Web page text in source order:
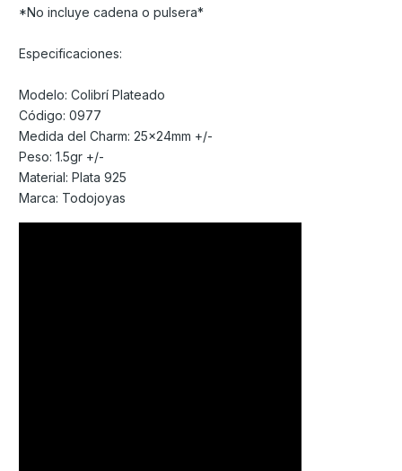
*No incluye cadena o pulsera*
Especificaciones:
Modelo: Colibrí Plateado
Código: 0977
Medida del Charm: 25x24mm +/-
Peso: 1.5gr +/-
Material: Plata 925
Marca: Todojoyas